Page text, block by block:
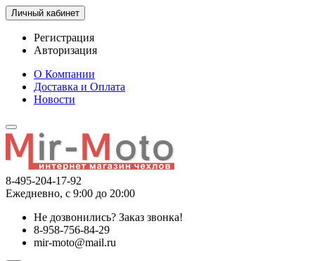
Личный кабинет
Регистрация
Авторизация
О Компании
Доставка и Оплата
Новости
8-495-204-17-92
Ежедневно, с 9:00 до 20:00
Не дозвонились? Заказ звонка!
8-958-756-84-29
mir-moto@mail.ru